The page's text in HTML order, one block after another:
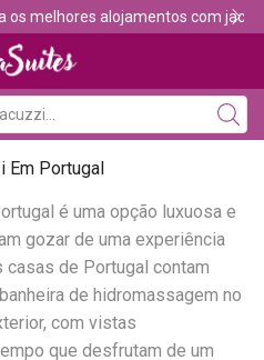
alojamentos com jacuzzi
Em Portugal
é uma opção luxuosa e
gozar de uma experiência
casas de Portugal contam
de hidromassagem no
com vistas
que desfrutam de um